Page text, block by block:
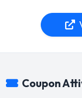
Coupon